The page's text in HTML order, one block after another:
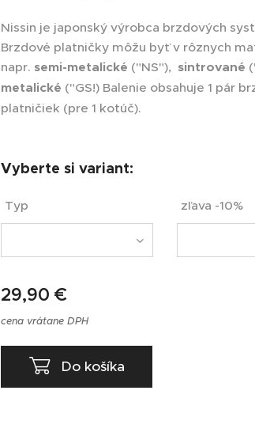
Nissin je japonský výrobca brzdových
Brzdové platničky môžu byť v rôznych
napr. semi-metalické ("NS"), sintrované
metalické ("GS!) Balenie obsahuje 1 pár
platničiek (pre 1 kotúč).
Vyberte si variant:
Typ zľava -10%
29,90 €
cena vrátane DPH
Do košíka